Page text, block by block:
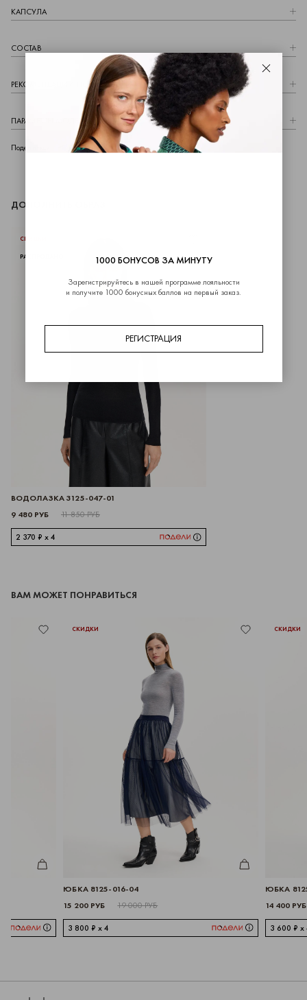
Закрыть
1000 БОНУСОВ ЗА МИНУТУ
Зарегистрируйтесь в нашей программе лояльности
и получите 1000 бонусных баллов на первый заказ.
РЕГИСТРАЦИЯ
КАПCУЛА
СОСТАВ
РЕКОМЕНДАЦИИ ПО УХОДУ
ПАРАМЕТРЫ МОДЕЛИ
Поделиться telegramwhatsapp
vk
ДОПОЛНИТЬ ОБРАЗ
СКИДКИ
РАСПРОДАНО
ВОДОЛАЗКА 3125-047-01
9 480 РУБ
11 850 РУБ
2 370 ₽ x 4
ВАМ МОЖЕТ ПОНРАВИТЬСЯ
КУПИТЬ
СКИДКИ
ЮБКА 8125-016-04
19 000 РУБ
3 800 ₽ x 4
СКИДКИ
ЮБКА 8125-009-05
18 000 РУБ
3 600 ₽ x 4